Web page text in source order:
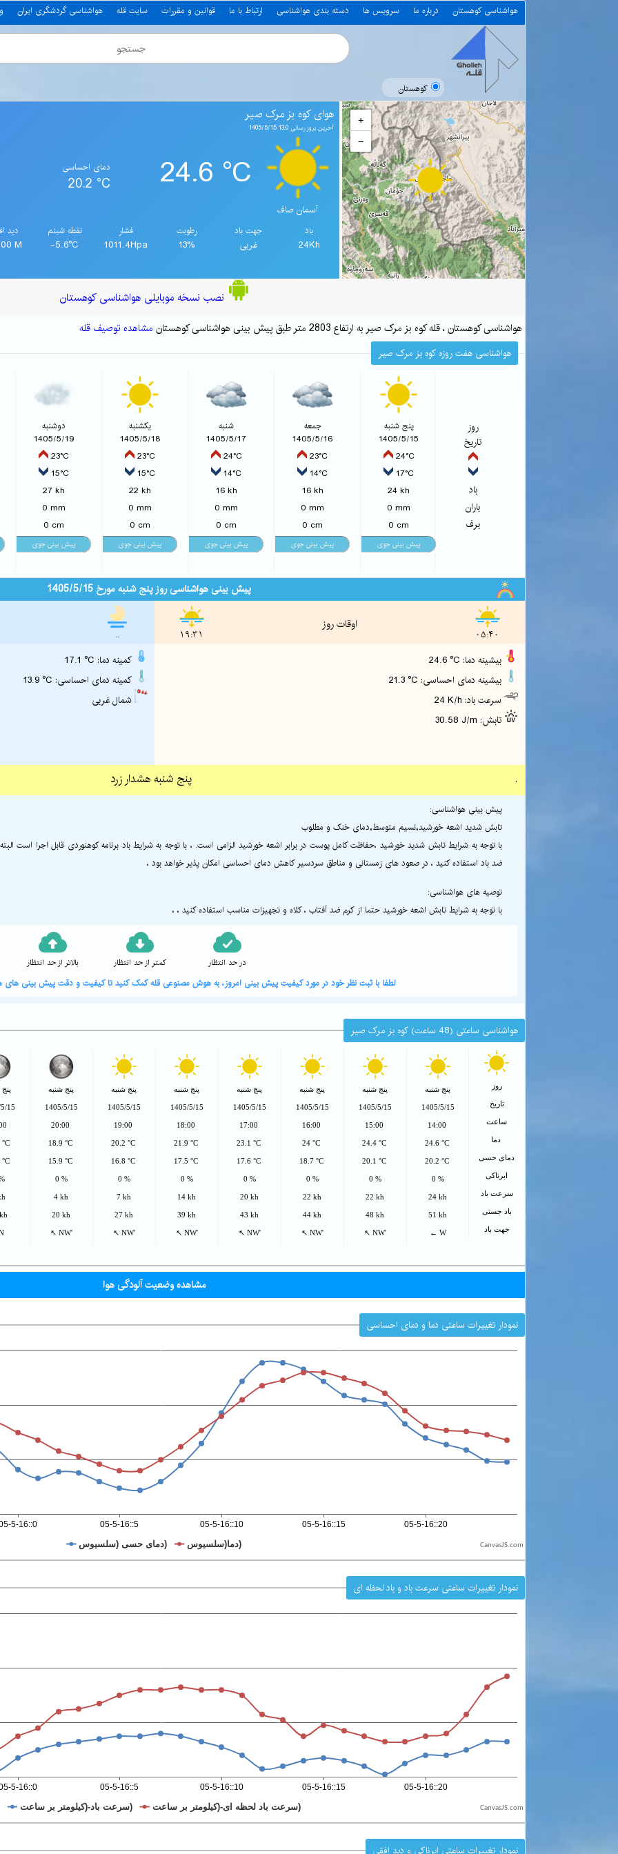
هواشناسی کوهستان درباره ما سرویس ها دسته بندی هواشناسی ارتباط با ما قوانین و مقررات سایت قله هواشناسی گردشگری ایران
کوهستان
+
−
هوای کوه بز مرک صیر
آخرین بروز رسانی 13:0 1405/5/15
آسمان صاف
24.6 °C دمای احساسی
20.2 °C
باد
24Kh
جهت باد
غربی
رطوبت
13%
فشار
1011.4Hpa
نقطه شبنم
-5.6°C
دید
M
نصب نسخه موبایلی هواشناسی کوهستان
هواشناسی کوهستان ، قله کوه بز مرک صیر به ارتفاع 2803 متر طبق پیش بینی هواشناسی کوهستان مشاهده توصیف قله
هواشناسی هفت روزه کوه بز مرک صیر
روز
تاریخ
باد
باران
برف
پنج شنبه
1405/5/15
24°C
17°C
24 kh
0 mm
0 cm
جمعه
1405/5/16
23°C
14°C
16 kh
0 mm
0 cm
شنبه
1405/5/17
24°C
14°C
16 kh
0 mm
0 cm
یکشنبه
1405/5/18
23°C
15°C
22 kh
0 mm
0 cm
دوشنبه
1405/5/19
23°C
15°C
27 kh
0 mm
0 cm
پیش بینی هواشناسی روز پنج شنبه مورخ 1405/5/15
..
17.1 °C :کمینه دما
13.9 °C :کمینه دمای احساسی
شمال غربی
19:31
اوقات روز
05:40
24 K/h :سرعت باد
پنج شنبه هشدار زرد .
پیش بینی هواشناسی:
تابش شدید اشعه خورشید,نسیم متوسط,دمای خنک و مطلوب
با توجه به شرایط تابش شدید خورشید ،حفاظت کامل پوست در برابر اشعه خورشید الزامی است. ، با توجه به شرایط باد برنامه کوهنوردی قابل اجرا است
ضد باد استفاده کنید ، در صعود های زمستانی و مناطق سردسیر کاهش دمای احساسی امکان پذیر خواهد بود ،
توصیه های هواشناسی:
با توجه به شرایط تابش اشعه خورشید حتما از کرم ضد آفتاب ، کلاه و تجهیزات مناسب استفاده کنید ، ،
بالاتر از حد انتظار کمتر از حد انتظار در حد انتظار
لطفا با ثبت نظر خود در مورد کیفیت پیش بینی امروز، به هوش مصنوعی قله کمک کنید تا کیفیت و دقت پیش بینی های
هواشناسی ساعتی (48 ساعت) کوه بز مرک صیر
روز
تاریخ
ساعت
دما
دمای حسی
ابرناکی
سرعت باد
باد جستی
جهت باد
پنج شنبه
1405/5/15
14:00
24.6 °C
20.2 °C
0 %
24 kh
51 kh
← W
پنج شنبه
1405/5/15
15:00
24.4 °C
20.1 °C
0 %
22 kh
48 kh
↖ NW'
پنج شنبه
1405/5/15
16:00
24 °C
18.7 °C
0 %
22 kh
44 kh
↖ NW'
پنج شنبه
1405/5/15
17:00
23.1 °C
17.6 °C
0 %
20 kh
43 kh
↖ NW'
پنج شنبه
1405/5/15
18:00
21.9 °C
17.5 °C
0 %
14 kh
39 kh
↖ NW'
پنج شنبه
1405/5/15
19:00
20.2 °C
16.8 °C
0 %
7 kh
27 kh
↖ NW'
پنج شنبه
1405/5/15
20:00
18.9 °C
15.9 °C
0 %
4 kh
20 kh
↖ NW'
15
مشاهده وضعیت آلودگی هوا
نمودار تغییرات ساعتی دما و دمای احساسی
CanvasJS.com
نمودار تغییرات ساعتی سرعت باد و باد لحظه ای
CanvasJS.com
نمودار تغییرات ساعتی ابرناکی و دید افقی